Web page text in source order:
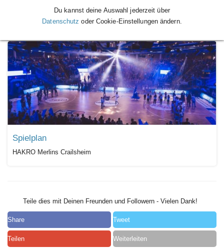
Spielplan
HAKRO Merlins Crailsheim
Teile dies mit Deinen Freunden und Followern - Vielen Dank!
Share Tweet
Teilen Weiterleiten
Du kannst deine Auswahl jederzeit über
Datenschutz oder Cookie-Einstellungen ändern.